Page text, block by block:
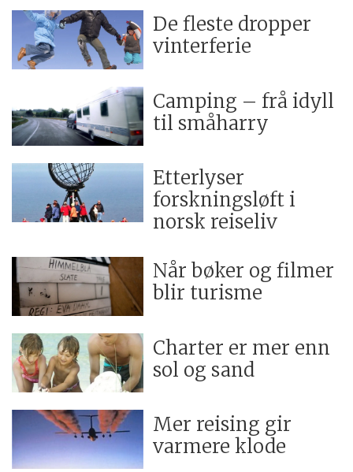
De fleste dropper
vinterferie
Camping – frå idyll
til småharry
Etterlyser
forskningsløft i
norsk reiseliv
Når bøker og filmer
blir turisme
Charter er mer enn
sol og sand
Mer reising gir
varmere klode